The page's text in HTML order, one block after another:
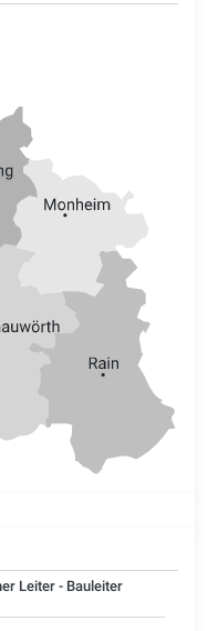
Leiter - Bauleiter